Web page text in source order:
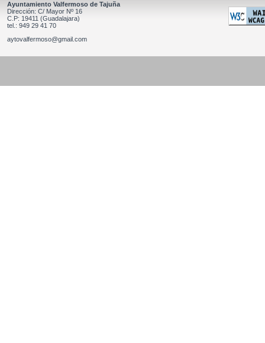
Ayuntamiento Valfermoso de Tajuña
Dirección: C/ Mayor Nº 16
C.P: 19411 (Guadalajara)
tel.: 949 29 41 70
aytovalfermoso@gmail.com